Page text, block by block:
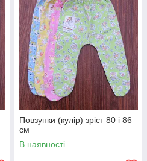
Повзунки (кулір) зріст 80 і 86
см
В наявності